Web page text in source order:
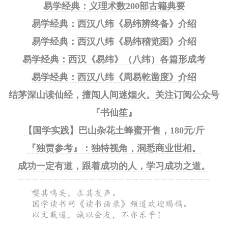
易学经典：义理术数200部古籍典要
易学经典：西汉八纬《易纬辨终备》介绍
易学经典：西汉八纬《易纬稽览图》介绍
易学经典：西汉《易纬》（八纬）各篇形成考
易学经典：西汉八纬《周易乾凿度》介绍
结茅深山读仙经，擅闯人间迷烟火。关注订阅公众号
『书仙笙』
【国学实践】巴山杂花土蜂蜜开售，180元/斤
『独贾参考』：独特视角，洞悉商业世相。
成功一定有道，跟着成功的人，学习成功之道。